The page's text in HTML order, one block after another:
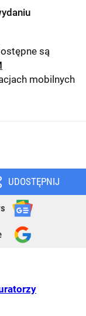
są
mobilnych
UDOSTĘPNIJ